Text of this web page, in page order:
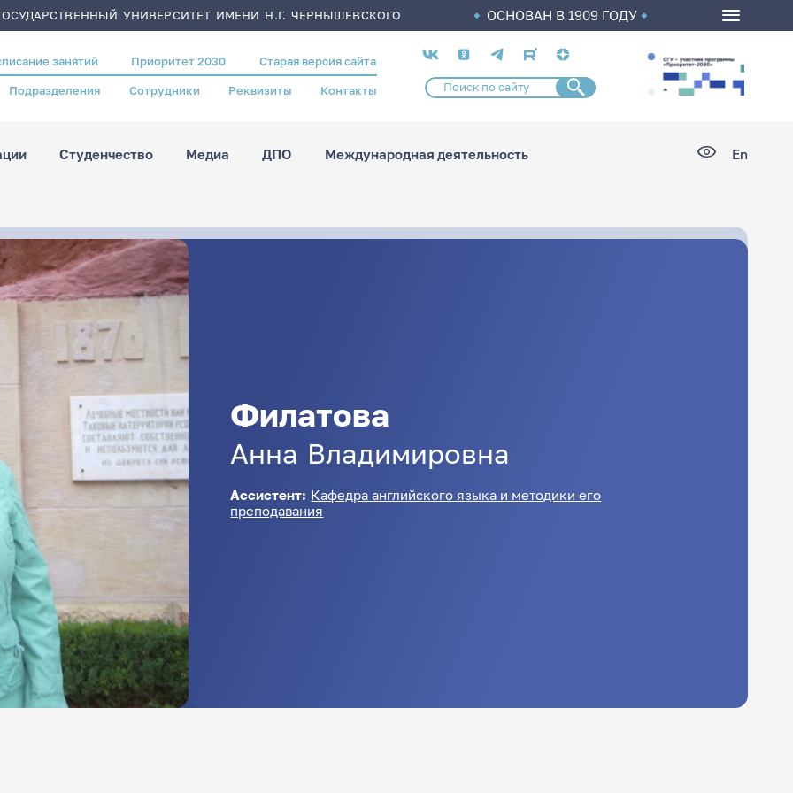
УНИВЕРСИТЕТ ИМЕНИ Н.Г. ЧЕРНЫШЕВСКОГО ОСНОВАН В 1909 ГОДУ
занятий Приоритет 2030 Старая версия сайта
Подразделения Сотрудники Реквизиты Контакты
Социальные
сети
Студенчество Медиа ДПО Международная деятельность En
Филатова
Анна Владимировна
Ассистент: Кафедра английского языка и методики его
преподавания